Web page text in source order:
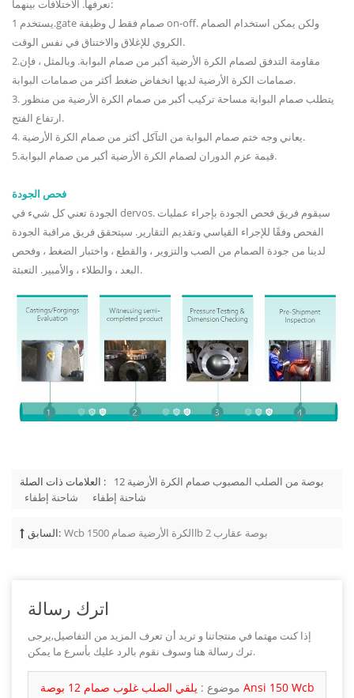
نعرفها. الاختلافات بينهما:
يستخدم 1.gate صمام فقط ل وظيفة on-off. ولكن يمكن استخدام الصمام
الكروي للإغلاق والاختناق في نفس الوقت.
2.مقاومة التدفق لصمام الكرة الأرضية أكبر من صمام البوابة. وبالمثل ، فإن
صمامات الكرة الأرضية لديها انخفاض ضغط أكثر من صمامات البوابة.
3. يتطلب صمام البوابة مساحة تركيب أكبر من صمام الكرة الأرضية من منظور
ارتفاع الفتح.
4. يعاني وجه ختم صمام البوابة من التآكل أكثر من صمام الكرة الأرضية.
5.قيمة عزم الدوران لصمام الكرة الأرضية أكبر من صمام البوابة.
فحص الجودة
الجودة تعني كل شيء في dervos. سيقوم فريق فحص الجودة بإجراء عمليات
الفحص وفقًا للإجراء القياسي وتقديم التقارير. سيتحقق فريق مراقبة الجودة
لدينا من جودة الصمام من الصب والتزوير ، والقطع ، واختبار الضغط ، وفحص
البعد ، والطلاء ، والأمبير. التعبئة.
العلامات ذات الصلة :
12 بوصة من الصلب المصبوب صمام الكرة الأرضية
شاحنة إطفاء
شاحنة إطفاء
السابق: Wcb الكرة الأرضية صمام 1500lb 2 بوصة عقارب
اترك رسالة
إذا كنت مهتما في منتجاتنا و تريد أن تعرف المزيد من التفاصيل,يرجى
ترك رسالة هنا وسوف نقوم بالرد عليك بأسرع ما يمكن.
موضوع :
يلقي الصلب غلوب صمام 12 بوصة Ansi 150 Wcb